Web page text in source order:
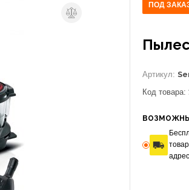
ПОД
Артикул:
Код товара: